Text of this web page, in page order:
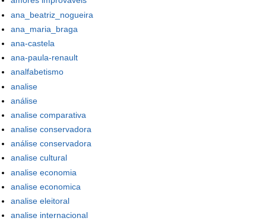
ana_beatriz_nogueira
ana_maria_braga
ana-castela
ana-paula-renault
analfabetismo
analise
análise
analise comparativa
analise conservadora
análise conservadora
analise cultural
analise economia
analise economica
analise eleitoral
analise internacional